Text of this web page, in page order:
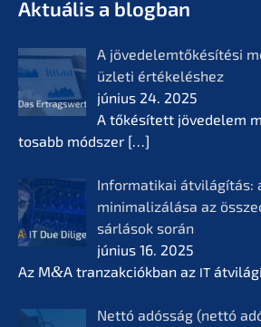
Aktuá­lis a blogban
A jövedelem­tőké­sí­té­si
üzleti értékelés­hez
június 24. 2025
A tőkésí­tett jövede­lem
tosabb módszer […]
Infor­ma­ti­kai átvilá­gí­tás:
minima­li­zá­lá­sa az
sár­lá­sok során
június 16. 2025
Az M&A tranzak­ciók­ban az IT
Nettó adósság (nettó